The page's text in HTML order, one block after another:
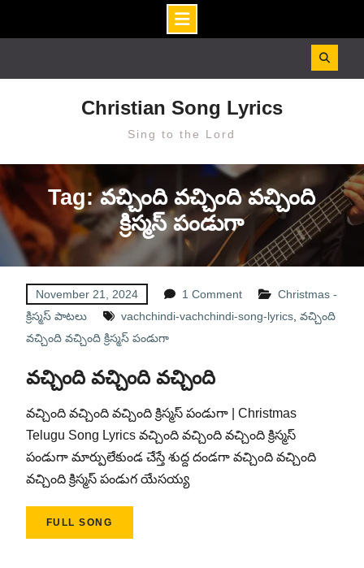
Christian Song Lyrics
Sing to the Lord
Tag: వచ్చింది వచ్చింది వచ్చింది
క్రిస్మస్ పండుగా
November 21, 2024 1 Comment
Christmas -
క్రిస్మస్ పాటలు
vachchindi-vachchindi-song-lyrics, వచ్చింది
వచ్చింది వచ్చింది క్రిస్మస్ పండుగా
వచ్చింది వచ్చింది వచ్చింది
వచ్చింది వచ్చింది వచ్చింది క్రిస్మస్ పండుగా | Christmas
Telugu Song Lyrics వచ్చింది వచ్చింది వచ్చింది క్రిస్మస్
పండుగా మార్పులేకుండ చేస్తే శుద్ద దండగా వచ్చింది వచ్చింది
వచ్చింది క్రిస్మస్ పండుగ యేసయ్య
FULL SONG